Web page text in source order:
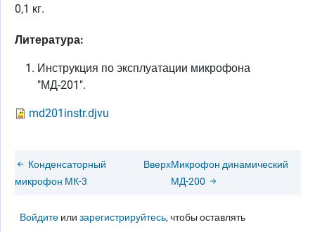
0,1 кг.
Литература:
Инструкция по эксплуатации микрофона
"МД-201".
md201instr.djvu
Конденсаторный
микрофон МК-3
ВверхМикрофон динамический
МД-200
Войдите илизарегистрируйтесь, чтобы оставлять